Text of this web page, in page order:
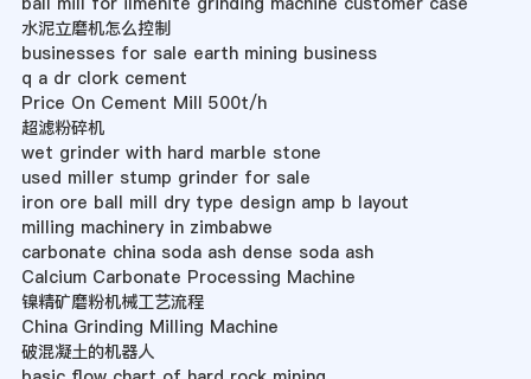
水泥立磨机怎么控制
businesses for sale earth mining business
q a dr clork cement
Price On Cement Mill 500t/h
超滤粉碎机
wet grinder with hard marble stone
used miller stump grinder for sale
iron ore ball mill dry type design amp b layout
milling machinery in zimbabwe
carbonate china soda ash dense soda ash
Calcium Carbonate Processing Machine
镍精矿磨粉机械工艺流程
China Grinding Milling Machine
破混凝土的机器人